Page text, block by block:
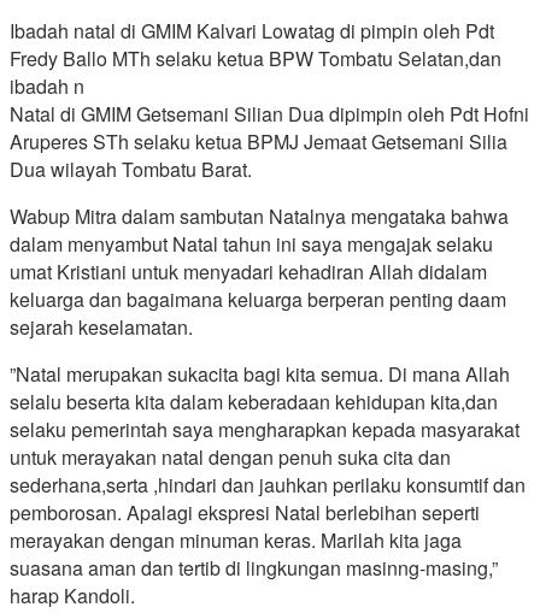
Ibadah natal di GMIM Kalvari Lowatag di pimpin oleh Pdt
Fredy Ballo MTh selaku ketua BPW Tombatu Selatan,dan
ibadah n
Natal di GMIM Getsemani Silian Dua dipimpin oleh Pdt Hofni
Aruperes STh selaku ketua BPMJ Jemaat Getsemani Silia
Dua wilayah Tombatu Barat.
Wabup Mitra dalam sambutan Natalnya mengataka bahwa
dalam menyambut Natal tahun ini saya mengajak selaku
umat Kristiani untuk menyadari kehadiran Allah didalam
keluarga dan bagaimana keluarga berperan penting daam
sejarah keselamatan.
”Natal merupakan sukacita bagi kita semua. Di mana Allah
selalu beserta kita dalam keberadaan kehidupan kita,dan
selaku pemerintah saya mengharapkan kepada masyarakat
untuk merayakan natal dengan penuh suka cita dan
sederhana,serta ,hindari dan jauhkan perilaku konsumtif dan
pemborosan. Apalagi ekspresi Natal berlebihan seperti
merayakan dengan minuman keras. Marilah kita jaga
suasana aman dan tertib di lingkungan masinng-masing,”
harap Kandoli.